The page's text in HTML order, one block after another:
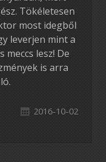
Tökéletesen
most idegből
leverjen mint a
lesz! De
is arra
2016-10-02